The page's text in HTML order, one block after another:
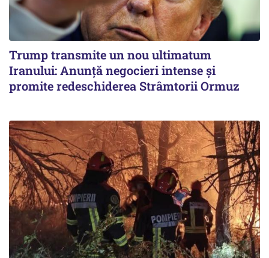
Trump transmite un nou ultimatum
Iranului: Anunță negocieri intense și
promite redeschiderea Strâmtorii Ormuz